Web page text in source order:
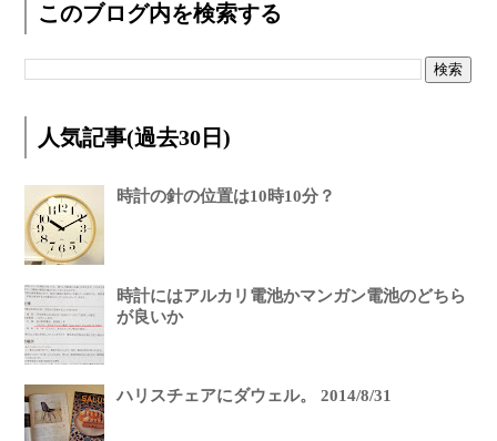
このブログ内を検索する
人気記事(過去30日)
時計の針の位置は10時10分？
時計にはアルカリ電池かマンガン電池のどちら
が良いか
ハリスチェアにダウェル。 2014/8/31